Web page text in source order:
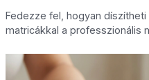
Fedezze fel, hogyan
matricákkal a professzionális